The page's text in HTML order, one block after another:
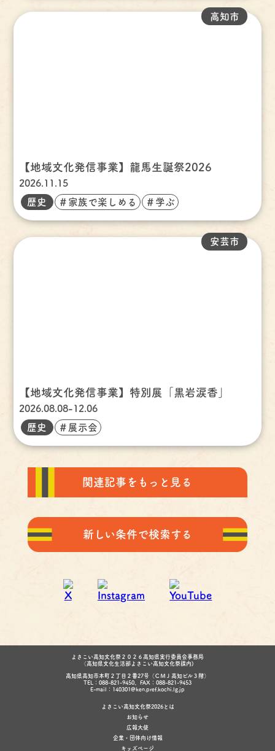
【地域文化発信事業】龍馬生誕祭2026
2026.11.15
高知市
歴史 ＃家族で楽しめる ＃学ぶ
【地域文化発信事業】特別展「黒岩涙香」
2026.08.08-12.06
安芸市
歴史 ＃展示会
関連記事をもっと見る
新しい条件で検索する
よさこい高知文化祭２０２６高知県実行委員会事務局
（高知県文化生活部よさこい高知文化祭課内)
高知県高知市本町２丁目２番27号（ＣＭＪ高知ビル３階）
TEL：088-821-9450、FAX：088-821-9453
E-mail：140301@ken.pref.kochi.lg.jp
よさこい高知文化祭2026とは
お知らせ
広報大使
企業・団体向け情報
キッズページ